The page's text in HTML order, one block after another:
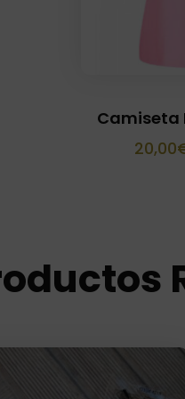
Camiseta
20,00